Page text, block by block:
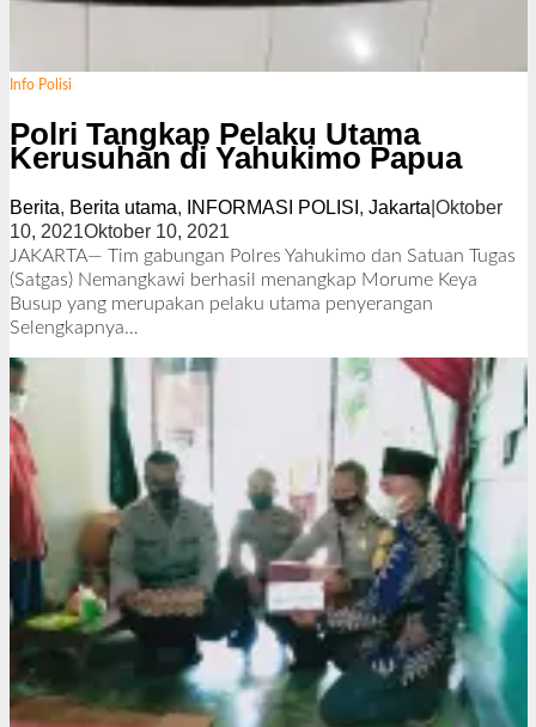
Info Polisi
Polri Tangkap Pelaku Utama
Kerusuhan di Yahukimo Papua
Berita, Berita utama, INFORMASI POLISI , Jakarta Oktober
10, 2021Oktober 10, 2021
l
e
h
JAKARTA— Tim gabungan Polres Yahukimo dan Satuan Tugas
(Satgas) Nemangkawi berhasil menangkap Morume Keya
Busup yang merupakan pelaku utama penyerangan
Selengkapnya…